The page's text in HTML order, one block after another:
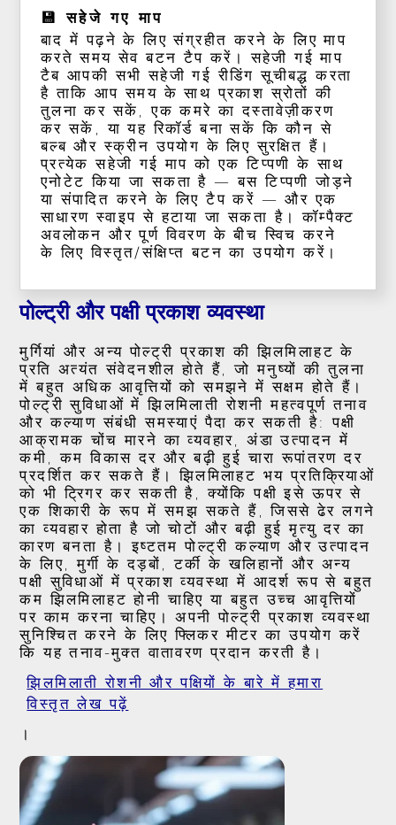
💾 सहेजे गए माप
बाद में पढ़ने के लिए संग्रहीत करने के लिए माप
करते समय सेव बटन टैप करें। सहेजी गई माप
टैब आपकी सभी सहेजी गई रीडिंग सूचीबद्ध करता
है ताकि आप समय के साथ प्रकाश स्रोतों की
तुलना कर सकें, एक कमरे का दस्तावेज़ीकरण
कर सकें, या यह रिकॉर्ड बना सकें कि कौन से
बल्ब और स्क्रीन उपयोग के लिए सुरक्षित हैं।
प्रत्येक सहेजी गई माप को एक टिप्पणी के साथ
एनोटेट किया जा सकता है — बस टिप्पणी जोड़ने
या संपादित करने के लिए टैप करें — और एक
साधारण स्वाइप से हटाया जा सकता है। कॉम्पैक्ट
अवलोकन और पूर्ण विवरण के बीच स्विच करने
के लिए विस्तृत/संक्षिप्त बटन का उपयोग करें।
पोल्ट्री और पक्षी प्रकाश व्यवस्था
मुर्गियां और अन्य पोल्ट्री प्रकाश की झिलमिलाहट के
प्रति अत्यंत संवेदनशील होते हैं, जो मनुष्यों की तुलना
में बहुत अधिक आवृत्तियों को समझने में सक्षम होते हैं।
पोल्ट्री सुविधाओं में झिलमिलाती रोशनी महत्वपूर्ण तनाव
और कल्याण संबंधी समस्याएं पैदा कर सकती है: पक्षी
आक्रामक चोंच मारने का व्यवहार, अंडा उत्पादन में
कमी, कम विकास दर और बढ़ी हुई चारा रूपांतरण दर
प्रदर्शित कर सकते हैं। झिलमिलाहट भय प्रतिक्रियाओं
को भी ट्रिगर कर सकती है, क्योंकि पक्षी इसे ऊपर से
एक शिकारी के रूप में समझ सकते हैं, जिससे ढेर लगने
का व्यवहार होता है जो चोटों और बढ़ी हुई मृत्यु दर का
कारण बनता है। इष्टतम पोल्ट्री कल्याण और उत्पादन
के लिए, मुर्गी के दड़बों, टर्की के खलिहानों और अन्य
पक्षी सुविधाओं में प्रकाश व्यवस्था में आदर्श रूप से बहुत
कम झिलमिलाहट होनी चाहिए या बहुत उच्च आवृत्तियों
पर काम करना चाहिए। अपनी पोल्ट्री प्रकाश व्यवस्था
सुनिश्चित करने के लिए फ्लिकर मीटर का उपयोग करें
कि यह तनाव-मुक्त वातावरण प्रदान करती है।
झिलमिलाती रोशनी और पक्षियों के बारे में हमारा
विस्तृत लेख पढ़ें
।